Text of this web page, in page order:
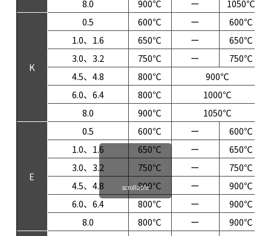
8.0
900℃ ー 1050℃
K
0.5 600℃ ー
600℃
1.0、1.6
650℃ ー
650℃
3.0、3.2
750℃ ー
750℃
4.5、4.8
800℃
900℃
6.0、6.4
800℃
1000℃
8.0
900℃ 1050℃
E
0.5 600℃ ー
600℃
1.0、1.6
650℃ ー
650℃
3.0、3.2
750℃ ー
750℃
4.5、4.8
800℃ ー
900℃
6.0、6.4
800℃ ー
900℃
8.0
800℃ ー 900℃
scrollable